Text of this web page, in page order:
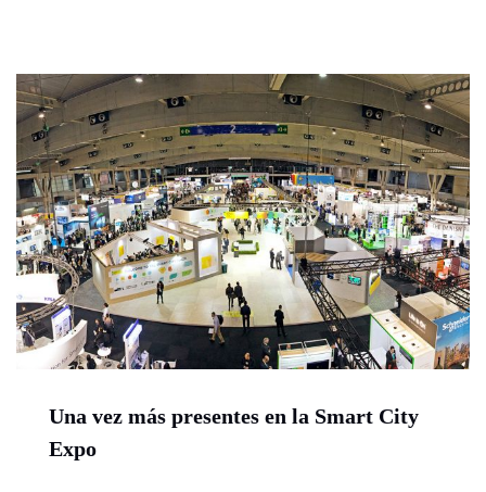
Una vez más presentes en la Smart City
Expo